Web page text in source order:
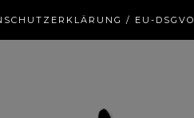
/ EU-DSGVO